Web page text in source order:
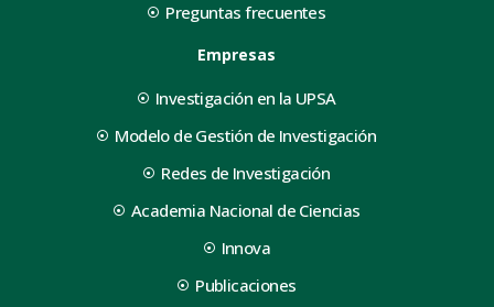
Preguntas frecuentes
Empresas
Investigación en la UPSA
Modelo de Gestión de Investigación
Redes de Investigación
Academia Nacional de Ciencias
Innova
Publicaciones